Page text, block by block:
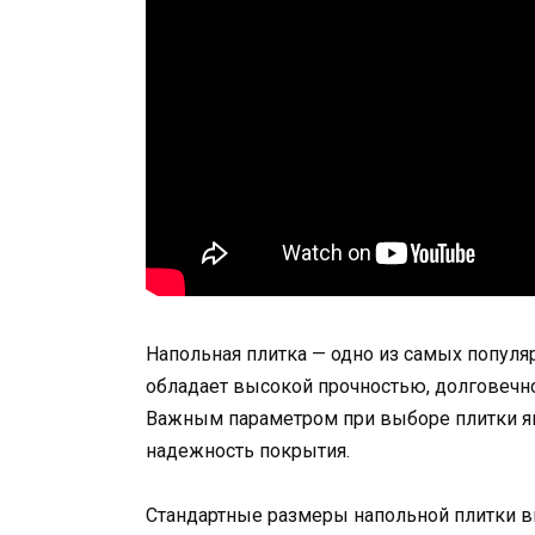
Напольная плитка — одно из самых
обладает высокой прочностью,
Важным параметром при выборе плитки
надежность покрытия.
Стандартные размеры напольной плитки